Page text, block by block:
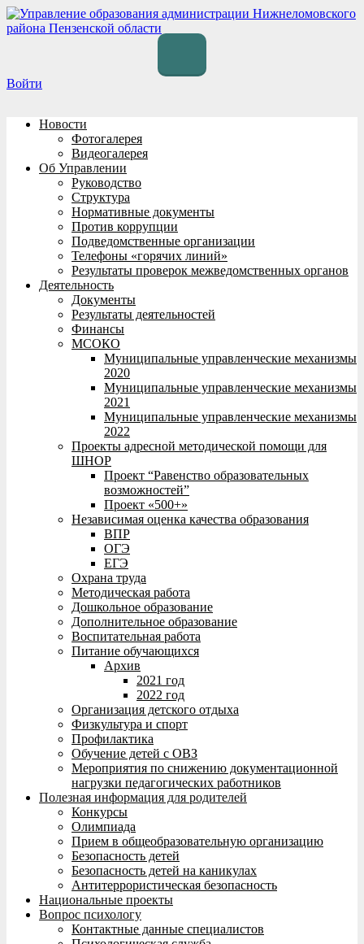
Перейти
к
Войти
Новости
Фотогалерея
Видеогалерея
Об Управлении
Руководство
Структура
Нормативные документы
Против коррупции
Подведомственные организации
Телефоны «горячих линий»
Результаты проверок межведомственных органов
Деятельность
Документы
Результаты деятельностей
Финансы
МСОКО
Муниципальные управленческие механизмы
2020
Муниципальные управленческие механизмы
2021
Муниципальные управленческие механизмы
2022
Проекты адресной методической помощи для
ШНОР
Проект “Равенство образовательных
возможностей”
Проект «500+»
Независимая оценка качества образования
ВПР
ОГЭ
ЕГЭ
Охрана труда
Методическая работа
Дошкольное образование
Дополнительное образование
Воспитательная работа
Питание обучающихся
Архив
2021 год
2022 год
Организация детского отдыха
Физкультура и спорт
Профилактика
Обучение детей с ОВЗ
Мероприятия по снижению документационной
нагрузки педагогических работников
Полезная информация для родителей
Конкурсы
Олимпиада
Прием в общеобразовательную организацию
Безопасность детей
Безопасность детей на каникулах
Антитеррористическая безопасность
Национальные проекты
Вопрос психологу
Контактные данные специалистов